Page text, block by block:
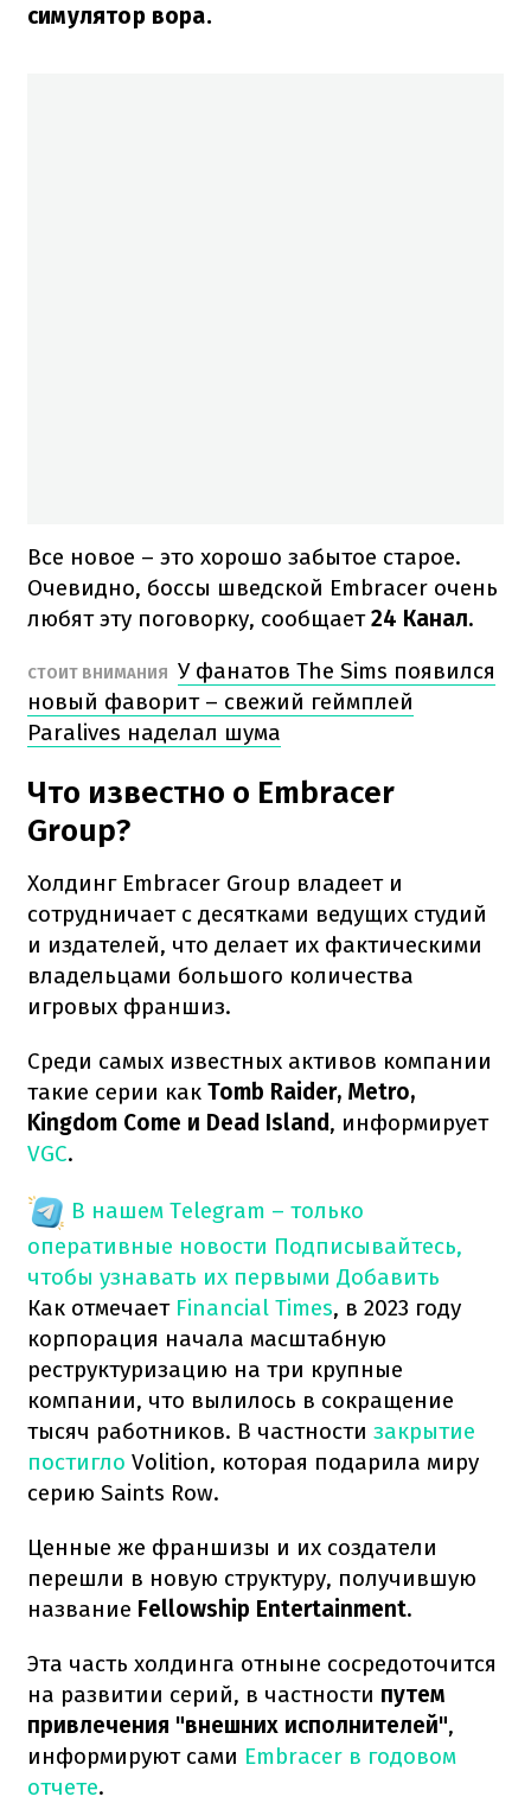
симулятор вора.
Все новое – это хорошо забытое старое.
Очевидно, боссы шведской Embracer очень
любят эту поговорку, сообщает24 Канал.
СТОИТ ВНИМАНИЯ У фанатов The Sims появился
новый фаворит – свежий геймплей
Paralives наделал шума
Что известно о Embracer
Group?
Холдинг Embracer Group владеет и
сотрудничает с десятками ведущих студий
и издателей, что делает их фактическими
владельцами большого количества
игровых франшиз.
Среди самых известных активов компании
такие серии как Tomb Raider, Metro,
Kingdom Come и Dead Island, информирует
VGC.
В нашем Telegram – только
оперативные новости Подписывайтесь,
чтобы узнавать их первыми Добавить
Как отмечает Financial Times, в 2023 году
корпорация начала масштабную
реструктуризацию на три крупные
компании, что вылилось в сокращение
тысяч работников. В частности закрытие
постигло Volition, которая подарила миру
серию Saints Row.
Ценные же франшизы и их создатели
перешли в новую структуру, получившую
название Fellowship Entertainment.
Эта часть холдинга отныне сосредоточится
на развитии серий, в частности путем
привлечения "внешних исполнителей",
информируют сами Embracer в годовом
отчете.